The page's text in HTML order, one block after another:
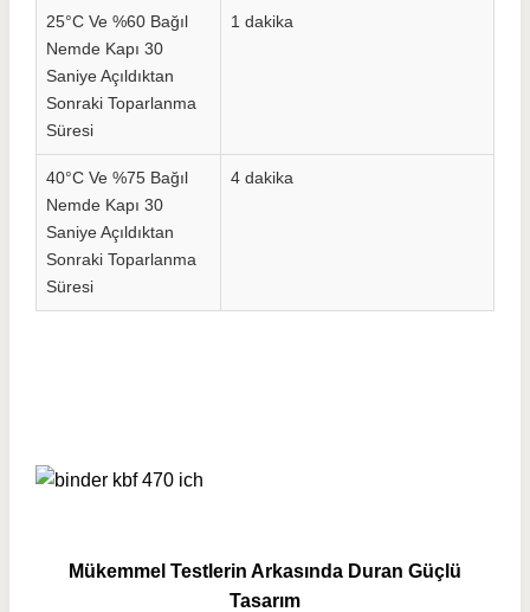
25°C Ve %60 Bağıl
Nemde Kapı 30
Saniye Açıldıktan
Sonraki Toparlanma
Süresi
1 dakika
40°C Ve %75 Bağıl
Nemde Kapı 30
Saniye Açıldıktan
Sonraki Toparlanma
Süresi
4 dakika
Mükemmel Testlerin Arkasında Duran Güçlü
Tasarım